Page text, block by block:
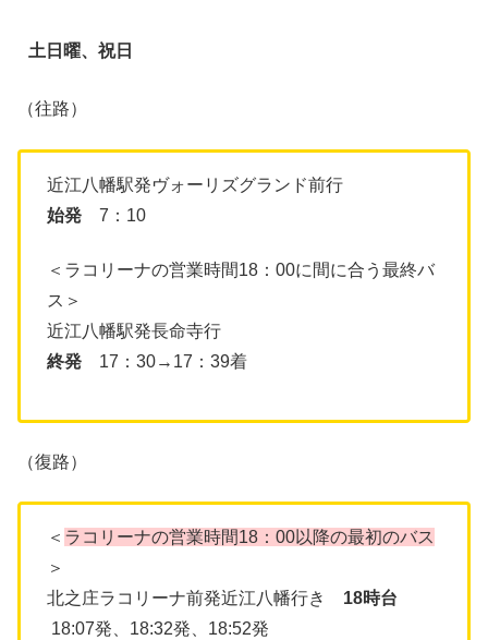
土日曜、祝日
（往路）
近江八幡駅発ヴォーリズグランド前行
始発 7：10
＜ラコリーナの営業時間18：00に間に合う最終バ
ス＞
近江八幡駅発長命寺行
終発 17：30→17：39着
（復路）
＜ ラコリーナの営業時間18：00以降の最初のバス
＞
北之庄ラコリーナ前発近江八幡行き 18時台
18:07発、18:32発、18:52発